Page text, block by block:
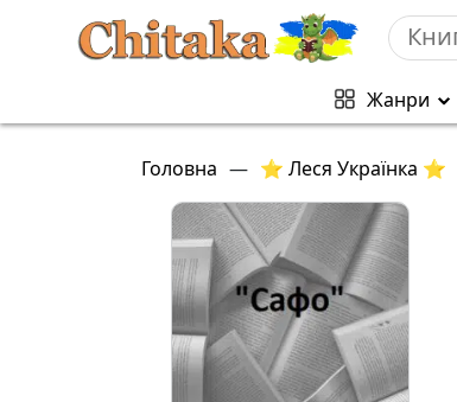
Жанри
Головна — ⭐ Леся Українка ⭐